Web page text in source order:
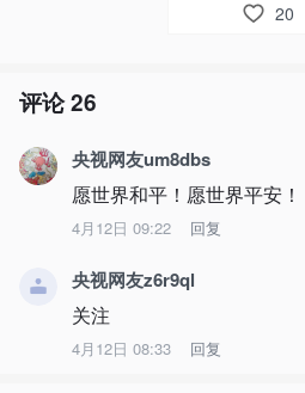
20
评论26
央视网友um8dbs
愿世界和平！愿世界平安！
4月12日 09:22 回复
央视网友z6r9ql
关注
4月12日 08:33 回复